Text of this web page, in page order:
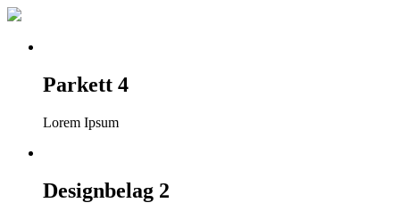
Parkett 4
Lorem Ipsum
Designbelag 2